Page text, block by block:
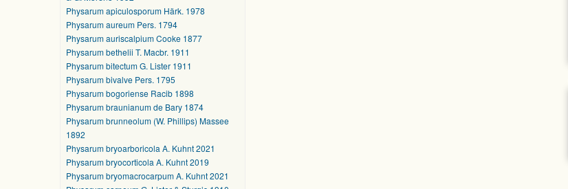
Physarum apiculosporum Härk. 1978
Physarum aureum Pers. 1794
Physarum auriscalpium Cooke 1877
Physarum bethelii T. Macbr. 1911
Physarum bitectum G. Lister 1911
Physarum bivalve Pers. 1795
Physarum bogoriense Racib 1898
Physarum braunianum de Bary 1874
Physarum brunneolum (W. Phillips) Massee
1892
Physarum bryoarboricola A. Kuhnt 2021
Physarum bryocorticola A. Kuhnt 2019
Physarum bryomacrocarpum A. Kuhnt 2021